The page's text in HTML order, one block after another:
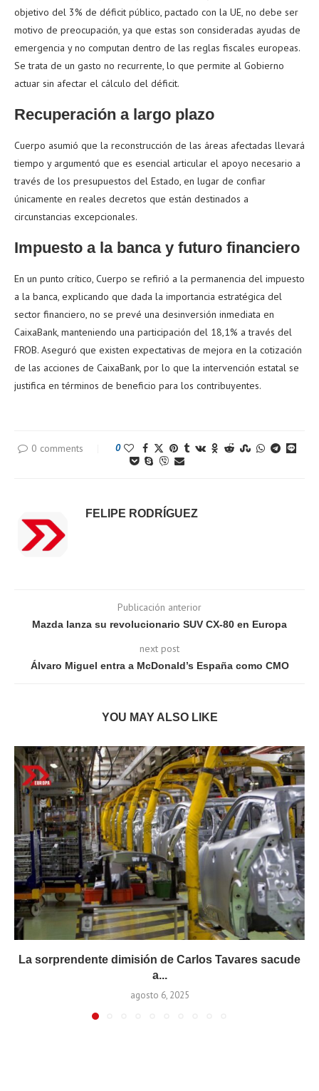
objetivo del 3% de déficit público, pactado con la UE, no debe ser
motivo de preocupación, ya que estas son consideradas ayudas de
emergencia y no computan dentro de las reglas fiscales europeas.
Se trata de un gasto no recurrente, lo que permite al Gobierno
actuar sin afectar el cálculo del déficit.
Recuperación a largo plazo
Cuerpo asumió que la reconstrucción de las áreas afectadas llevará
tiempo y argumentó que es esencial articular el apoyo necesario a
través de los presupuestos del Estado, en lugar de confiar
únicamente en reales decretos que están destinados a
circunstancias excepcionales.
Impuesto a la banca y futuro financiero
En un punto crítico, Cuerpo se refirió a la permanencia del impuesto
a la banca, explicando que dada la importancia estratégica del
sector financiero, no se prevé una desinversión inmediata en
CaixaBank, manteniendo una participación del 18,1% a través del
FROB. Aseguró que existen expectativas de mejora en la cotización
de las acciones de CaixaBank, por lo que la intervención estatal se
justifica en términos de beneficio para los contribuyentes.
0 comments 0
FELIPE RODRÍGUEZ
Publicación anterior
Mazda lanza su revolucionario SUV CX-80 en Europa
next post
Álvaro Miguel entra a McDonald’s España como CMO
YOU MAY ALSO LIKE
La sorprendente dimisión de Carlos Tavares sacude
a...
agosto 6, 2025